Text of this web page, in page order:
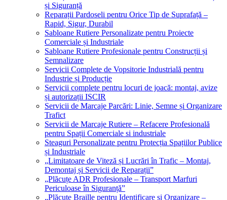
și Siguranță
Reparații Pardoseli pentru Orice Tip de Suprafață –
Rapid, Sigur, Durabil
Sabloane Rutiere Personalizate pentru Proiecte
Comerciale și Industriale
Sabloane Rutiere Profesionale pentru Construcții și
Semnalizare
Servicii Complete de Vopsitorie Industrială pentru
Industrie și Producție
Servicii complete pentru locuri de joacă: montaj, avize
și autorizații ISCIR
Servicii de Marcaje Parcări: Linie, Semne și Organizare
Trafict
Servicii de Marcaje Rutiere – Refacere Profesională
pentru Spații Comerciale si industriale
Steaguri Personalizate pentru Protecția Spațiilor Publice
și Industriale
„Limitatoare de Viteză și Lucrări în Trafic – Montaj,
Demontaj și Servicii de Reparații”
„Plăcuțe ADR Profesionale – Transport Marfuri
Periculoase în Siguranță”
„Plăcuțe Braille pentru Identificare și Organizare –